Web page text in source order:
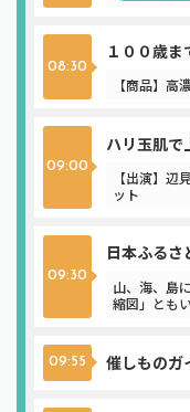
08:30
１００歳ま
【商品】高
09:00
ハリ玉肌で
【出演】辺
ット
09:30
日本ふる
山、海、島
縮図」とも
09:55 催しものガ